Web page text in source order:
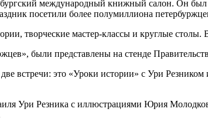
международный книжный салон. Он был
посетили более полумиллиона
творческие мастер-классы и круглые
были представлены на стенде
встречи: это «Уроки истории» с Ури
Ури Резника с иллюстрациями Юрия